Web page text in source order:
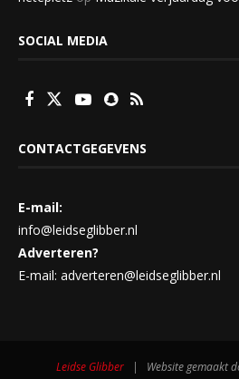
SOCIAL MEDIA
CONTACTGEGEVENS
E-mail:
info@leidseglibber.nl
Adverteren?
E-mail: adverteren@leidseglibber.nl
Leidse Glibber| Website gemaakt